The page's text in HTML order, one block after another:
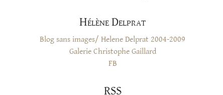
Hélène Delprat
Blog sans images/ Helene Delprat 2004-2009
Galerie Christophe Gaillard
FB
RSS